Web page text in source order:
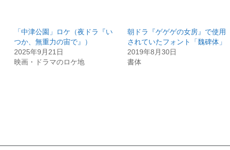
「中津公園」ロケ（夜ドラ『い
つか、無重力の宙で』）
2025年9月21日
映画・ドラマのロケ地
朝ドラ『ゲゲゲの女房』で使用
されていたフォント「魏碑体」
2019年8月30日
書体